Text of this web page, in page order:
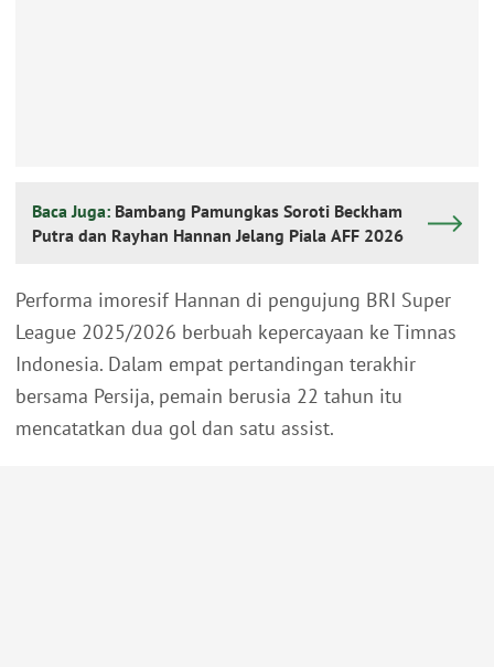
Baca Juga: Bambang Pamungkas Soroti Beckham
Putra dan Rayhan Hannan Jelang Piala AFF 2026
Performa imoresif Hannan di pengujung BRI Super
League 2025/2026 berbuah kepercayaan ke Timnas
Indonesia. Dalam empat pertandingan terakhir
bersama Persija, pemain berusia 22 tahun itu
mencatatkan dua gol dan satu assist.